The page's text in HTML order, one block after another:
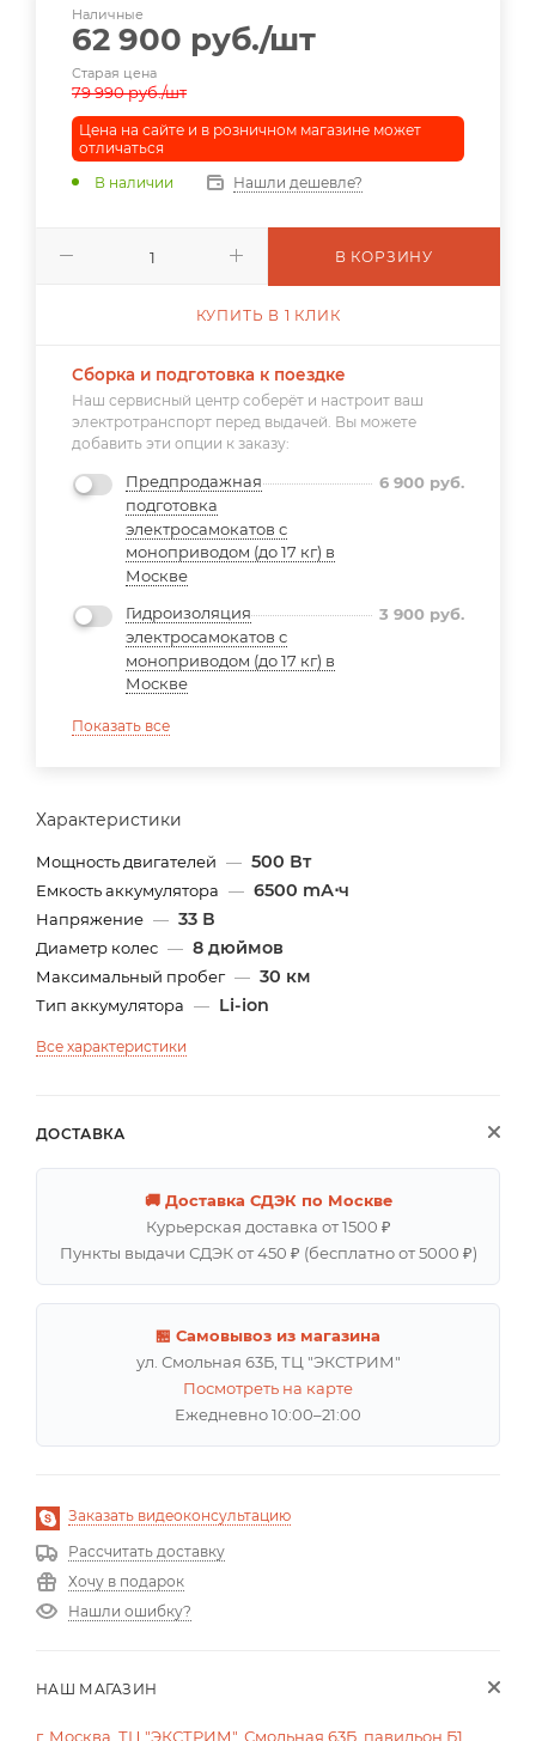
Характеристики
Мощность двигателей — 500 Вт
Емкость аккумулятора — 6500 mА⋅ч
Напряжение — 33 В
Диаметр колес — 8 дюймов
Максимальный пробег — 30 км
Тип аккумулятора — Li-ion
Все характеристики
ДОСТАВКА
🚚 Доставка СДЭК по Москве
Курьерская доставка от 1500 ₽
Пункты выдачи СДЭК от 450 ₽ (бесплатно от 5000 ₽)
🏪 Самовывоз из магазина
ул. Смольная 63Б, ТЦ "ЭКСТРИМ"
Посмотреть на карте
Ежедневно 10:00–21:00
Заказать видеоконсультацию
Рассчитать доставку
Хочу в подарок
Нашли ошибку?
НАШ МАГАЗИН
г. Москва, ТЦ "ЭКСТРИМ", Смольная 63Б, павильон Б1
Наличные
62 900 руб./шт
Старая цена
79 990руб./шт
Цена на сайте и в розничном магазине может
отличаться
В наличии
Нашли дешевле?
В КОРЗИНУ
КУПИТЬ В 1 КЛИК
Сборка и подготовка к поездке
Наш сервисный центр соберёт и настроит ваш
электротранспорт перед выдачей. Вы можете
добавить эти опции к заказу:
Предпродажная
подготовка
электросамокатов с
моноприводом (до 17 кг) в
Москве
6 900 руб.
Гидроизоляция
электросамокатов с
моноприводом (до 17 кг) в
Москве
3 900 руб.
Показать все